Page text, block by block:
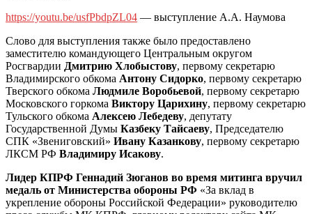
https://youtu.be/usfPbdpZL04 — выступление А.А. Наумова
Слово для выступления также было предоставлено
заместителю командующего Центральным округом
Росгвардии Дмитрию Хлобыстову, первому секретарю
Владимирского обкома Антону Сидорко, первому секретарю
Тверского обкома Людмиле Воробьевой, первому секретарю
Московского горкома Виктору Царихину, первому секретарю
Тульского обкома Алексею Лебедеву, депутату
Государственной Думы Казбеку Тайсаеву, Председателю
СПК «Звениговский» Ивану Казанкову, первому секретарю
ЛКСМ РФ Владимиру Исакову.
Лидер КПРФ Геннадий Зюганов во время митинга вручил
медаль от Министерства обороны РФ «За вклад в
укрепление обороны Российской Федерации» руководителю